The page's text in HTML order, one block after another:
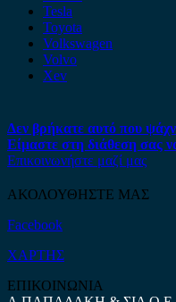
Tesla
Toyota
Volkswagen
Volvo
Xev
Δεν βρήκατε αυτό που
Είμαστε στη διάθεση σας
Επικοινωνήστε μαζί μας
ΑΚΟΛΟΥΘΗΣΤΕ ΜΑΣ
Facebook
ΧΑΡΤΗΣ
ΕΠΙΚΟΙΝΩΝΙΑ